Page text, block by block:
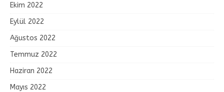
Ekim 2022
Eylül 2022
Ağustos 2022
Temmuz 2022
Haziran 2022
Mayıs 2022